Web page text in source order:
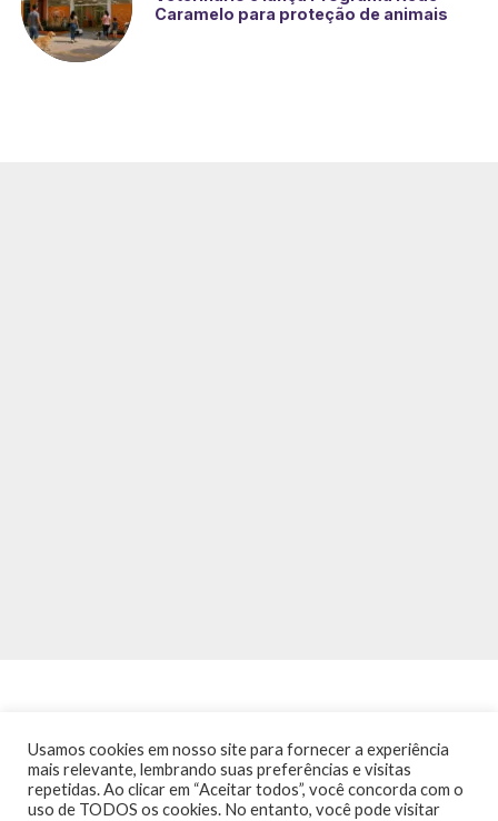
Caramelo para proteção de animais
INÍCIO NOTÍCIAS AGENDA CONTATO
TRÂNSITO NA PONTE
Usamos cookies em nosso site para fornecer a experiência
mais relevante, lembrando suas preferências e visitas
repetidas. Ao clicar em “Aceitar todos”, você concorda com o
uso de TODOS os cookies. No entanto, você pode visitar